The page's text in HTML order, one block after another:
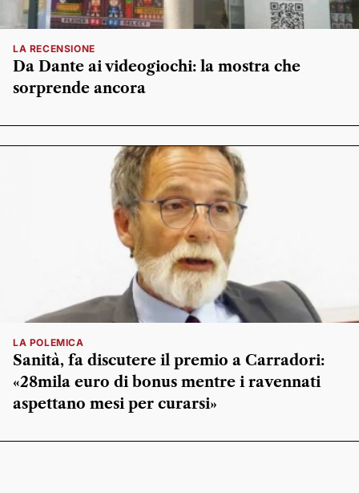
LA RECENSIONE
Da Dante ai videogiochi: la mostra che
sorprende ancora
LA POLEMICA
Sanità, fa discutere il premio a Carradori:
«28mila euro di bonus mentre i ravennati
aspettano mesi per curarsi»